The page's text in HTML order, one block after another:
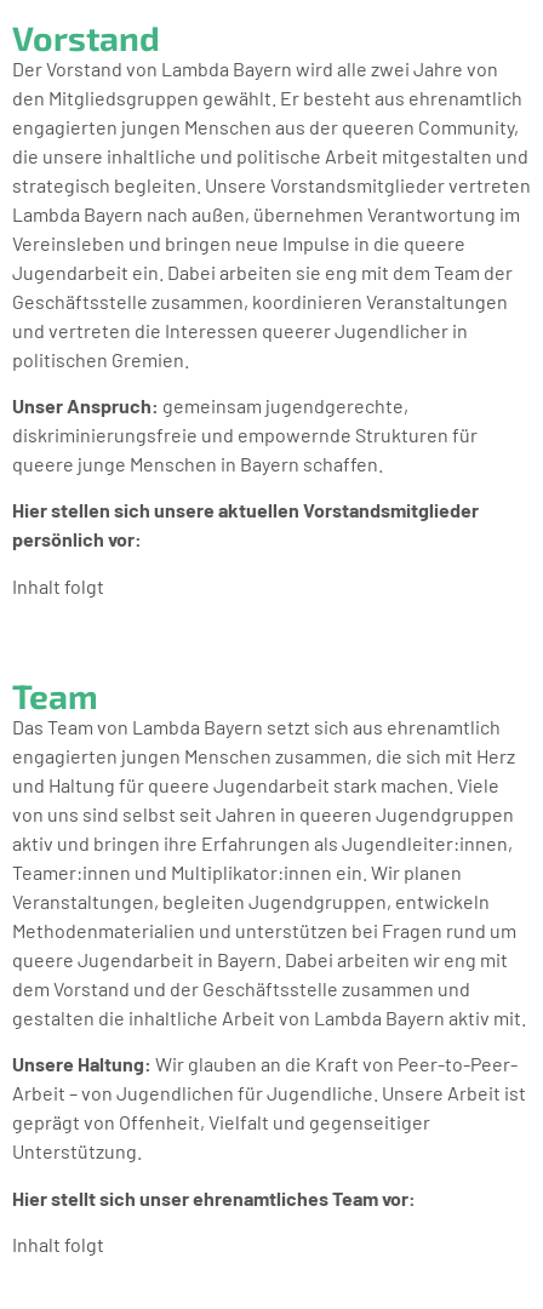
Vorstand
Der Vorstand von Lambda Bayern wird alle zwei Jahre von
den Mitgliedsgruppen gewählt. Er besteht aus ehrenamtlich
engagierten jungen Menschen aus der queeren Community,
die unsere inhaltliche und politische Arbeit mitgestalten und
strategisch begleiten. Unsere Vorstandsmitglieder vertreten
Lambda Bayern nach außen, übernehmen Verantwortung im
Vereinsleben und bringen neue Impulse in die queere
Jugendarbeit ein. Dabei arbeiten sie eng mit dem Team der
Geschäftsstelle zusammen, koordinieren Veranstaltungen
und vertreten die Interessen queerer Jugendlicher in
politischen Gremien.
Unser Anspruch: gemeinsam jugendgerechte,
diskriminierungsfreie und empowernde Strukturen für
queere junge Menschen in Bayern schaffen.
Hier stellen sich unsere aktuellen Vorstandsmitglieder
persönlich vor:
Inhalt folgt
Team
Das Team von Lambda Bayern setzt sich aus ehrenamtlich
engagierten jungen Menschen zusammen, die sich mit Herz
und Haltung für queere Jugendarbeit stark machen. Viele
von uns sind selbst seit Jahren in queeren Jugendgruppen
aktiv und bringen ihre Erfahrungen als Jugendleiter:innen,
Teamer:innen und Multiplikator:innen ein. Wir planen
Veranstaltungen, begleiten Jugendgruppen, entwickeln
Methodenmaterialien und unterstützen bei Fragen rund um
queere Jugendarbeit in Bayern. Dabei arbeiten wir eng mit
dem Vorstand und der Geschäftsstelle zusammen und
gestalten die inhaltliche Arbeit von Lambda Bayern aktiv mit.
Unsere Haltung: Wir glauben an die Kraft von Peer-to-Peer-
Arbeit – von Jugendlichen für Jugendliche. Unsere Arbeit ist
geprägt von Offenheit, Vielfalt und gegenseitiger
Unterstützung.
Hier stellt sich unser ehrenamtliches Team vor:
Inhalt folgt